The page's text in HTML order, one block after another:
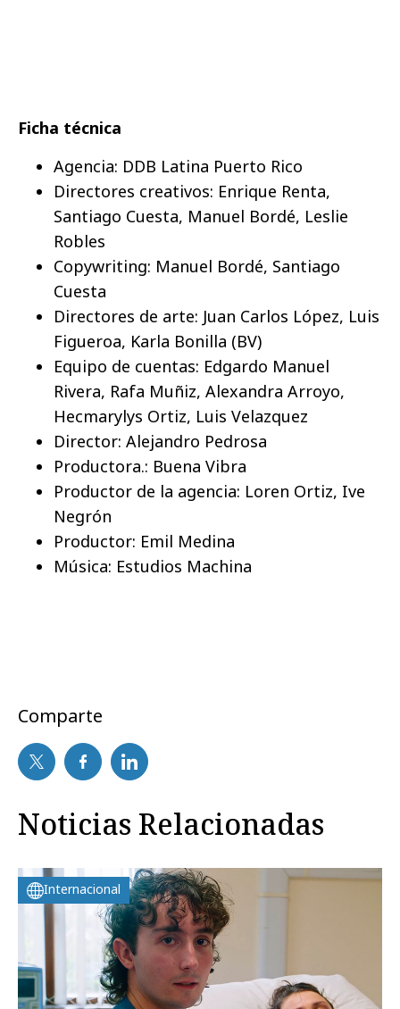
Ficha técnica
Agencia: DDB Latina Puerto Rico
Directores creativos: Enrique Renta,
Santiago Cuesta, Manuel Bordé, Leslie
Robles
Copywriting: Manuel Bordé, Santiago
Cuesta
Directores de arte: Juan Carlos López, Luis
Figueroa, Karla Bonilla (BV)
Equipo de cuentas: Edgardo Manuel
Rivera, Rafa Muñiz, Alexandra Arroyo,
Hecmarylys Ortiz, Luis Velazquez
Director: Alejandro Pedrosa
Productora.: Buena Vibra
Productor de la agencia: Loren Ortiz, Ive
Negrón
Productor: Emil Medina
Música: Estudios Machina
Comparte
Noticias Relacionadas
Internacional